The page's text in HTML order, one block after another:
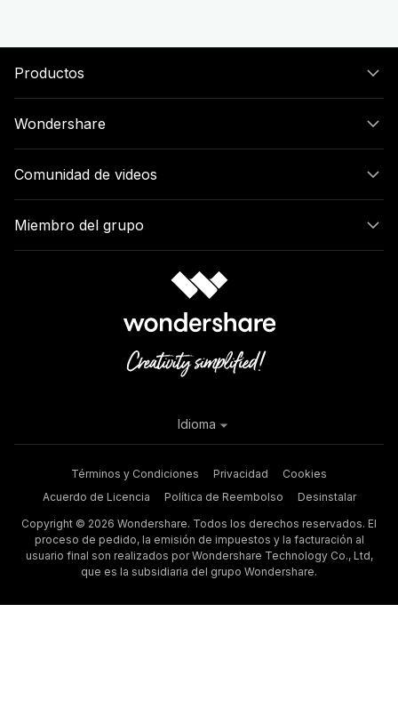
Productos
Wondershare
Comunidad de videos
Miembro del grupo
Términos y Condiciones Privacidad
Cookies
Acuerdo de Licencia
Política de Reembolso
Desinstalar
Copyright © 2026 Wondershare. Todos los derechos reservados. El
proceso de pedido, la emisión de impuestos y la facturación al
usuario final son realizados por Wondershare Technology Co., Ltd,
que es la subsidiaria del grupo Wondershare.
Idioma